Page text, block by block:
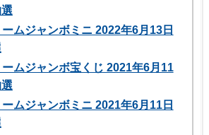
ムジャンボミニ 2022年6月13日
ムジャンボ宝くじ 2021年6月11
ムジャンボミニ 2021年6月11日